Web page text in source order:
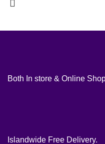
Both In store & Online
Islandwide Free Delivery.